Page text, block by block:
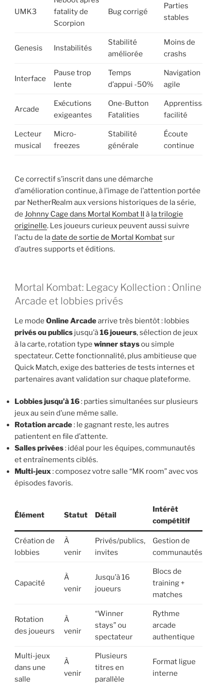
UMK3
fatality de
Scorpion
Bug corrigé
Parties
stables
Genesis Instabilités
Stabilité
améliorée
Moins de
crashs
Interface
Pause trop
lente
Temps
d’appui -50%
Navigation
agile
Arcade
Exécutions
exigeantes
One-Button
Fatalities
Apprentissage
facilité
Lecteur
musical
Micro-
freezes
Stabilité
générale
Écoute
continue
Ce correctif s’inscrit dans une démarche
d’amélioration continue, à l’image de l’attention portée
par NetherRealm aux versions historiques de la série,
de Johnny Cage dans Mortal Kombat II à la trilogie
originelle. Les joueurs curieux peuvent aussi suivre
l’actu de ladate de sortie de Mortal Kombatsur
d’autres supports et éditions.
Mortal Kombat: Legacy Kollection : Online
Arcade et lobbies privés
Le mode Online Arcadearrive très bientôt : lobbies
privés ou publics jusqu’à16 joueurs, sélection de jeux
à la carte, rotation type winner staysou simple
spectateur. Cette fonctionnalité, plus ambitieuse que
Quick Match, exige des batteries de tests internes et
partenaires avant validation sur chaque plateforme.
Lobbies jusqu’à 16: parties simultanées sur plusieurs
jeux au sein d’une même salle.
Rotation arcade: le gagnant reste, les autres
patientent en file d’attente.
Salles privées: idéal pour les équipes, communautés
et entraînements ciblés.
Multi-jeux: composez votre salle “MK room” avec vos
épisodes favoris.
Élément Statut Détail
Intérêt
compétitif
Création de
lobbies
À
venir
Privés/publics,
invites
Gestion de
communautés
Capacité
À
venir
Jusqu’à 16
joueurs
Blocs de
training +
matches
Rotation
des joueurs
À
venir
“Winner
stays” ou
spectateur
Rythme
arcade
authentique
Multi-jeux
dans une
salle
À
venir
Plusieurs
titres en
parallèle
Format ligue
interne